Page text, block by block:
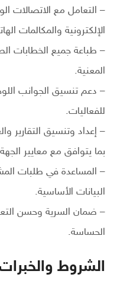
– التعامل مع الاتصالات
الإلكترونية والمكالمات
– طباعة جميع الخطابات
المعنية.
– دعم تنسيق الجوانب
للفعاليات.
– إعداد وتنسيق التقارير
بما يتوافق مع معايير
– المساعدة في طلبات
البيانات الأساسية.
– ضمان السرية وحسن
الحساسة.
الشروط